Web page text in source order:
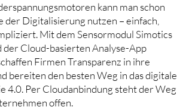
kann man schon
der Digitalisierung nutzen – einfach,
Mit dem Sensormodul Simotics
der Cloud-basierten Analyse-App
Firmen Transparenz in ihre
bereiten den besten Weg in das digitale
4.0. Per Cloudanbindung steht der Weg
offen.